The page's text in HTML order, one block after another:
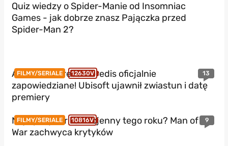
Quiz wiedzy o Spider-Manie od Insomniac
Games - jak dobrze znasz Pajączka przed
Spider-Man 2?
FILMY/SERIALE 12630V 13
Assassin’s Creed Heredis oficjalnie
zapowiedziane! Ubisoft ujawnił zwiastun i datę
premiery
FILMY/SERIALE 10816V 9
Najlepszy thriller wojenny tego roku? Man of
War zachwyca krytyków